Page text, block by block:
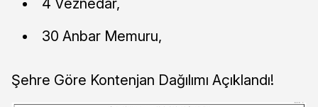
4 Veznedar,
30 Anbar Memuru,
Şehre Göre Kontenjan Dağılımı Açıklandı!